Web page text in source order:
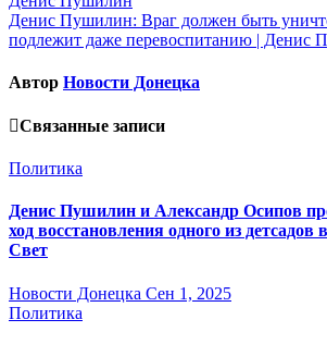
по
записям
Денис Пушилин: Враг должен быть
подлежит даже перевоспитанию | Денис
Автор Новости Донецка
Связанные записи
Политика
Денис Пушилин и Александр Осипов
ход восстановления одного из
Свет
Новости Донецка Сен 1, 2025
Политика